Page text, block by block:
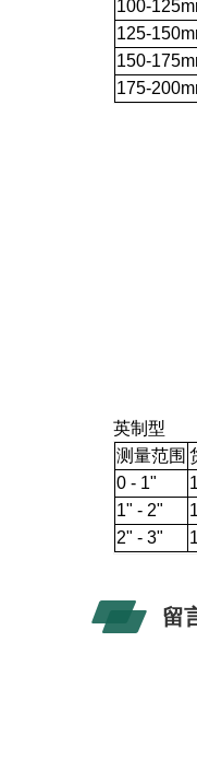
100-
125-
150-
175-
英制
测量范围
0 - 1"
1" - 2"
2" - 3"
留